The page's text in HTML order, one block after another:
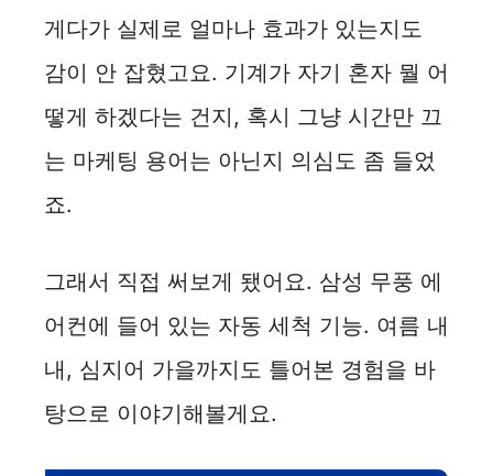
게다가 실제로 얼마나 효과가 있는지도
감이 안 잡혔고요. 기계가 자기 혼자 뭘 어
떻게 하겠다는 건지, 혹시 그냥 시간만 끄
는 마케팅 용어는 아닌지 의심도 좀 들었
죠.
그래서 직접 써보게 됐어요. 삼성 무풍 에
어컨에 들어 있는 자동 세척 기능. 여름 내
내, 심지어 가을까지도 틀어본 경험을 바
탕으로 이야기해볼게요.